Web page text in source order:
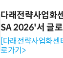
다래전략사업화
SA 2026'서 글
와의 비즈니스
-바이오 해외 진
[다래전략사업화센
로가기>